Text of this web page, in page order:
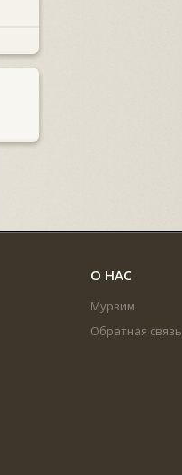
О НАС
Мурзим
Обратная связь